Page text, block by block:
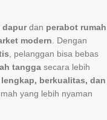
dapurdan perabot rumah
modern. Dengan
, pelanggan bisa bebas
tangga secara lebih
berkualitas, dan
yang lebih nyaman